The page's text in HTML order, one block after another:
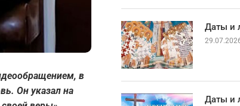
в
Он указал на
Даты и
Даты и